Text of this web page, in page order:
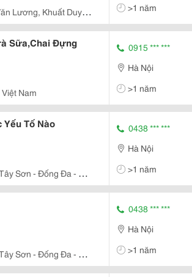
>1 năm
Sữa,Chai Đựng
Nam
0915 *** ***
Hà Nội
>1 năm
Yếu Tố Nào
Sơn - Đống Đa - Hà
0438 *** ***
Hà Nội
>1 năm
Sơn - Đống Đa - Hà
0438 *** ***
Hà Nội
>1 năm